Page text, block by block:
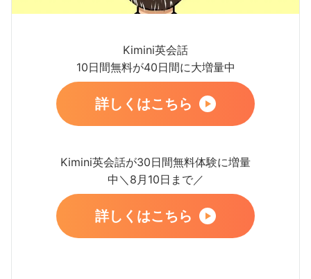
Kimini英会話
10日間無料が40日間に大増量中
詳しくはこちら
Kimini英会話が30日間無料体験に増量
中＼8月10日まで／
詳しくはこちら